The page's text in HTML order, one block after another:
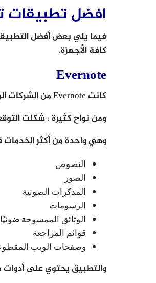
افضل تطبيقات
فيما يلي بعض أفضل
كافة الأجهزة.
Evernote
كانت Evernote من الشركات الرائدة منذ وقت مبكر في مجال تدوين الملاحظات الرقمية.
ومن نواح كثيرة ، شكلت
وهي واحدة من أكثر
النصوص
الصور
المذكرات الصوتية
الرسومات
الوثائق الممسوحة ضوئيًا
قوائم المراجعة
وصفحات الويب
والتطبيق يحتوي على أدوات